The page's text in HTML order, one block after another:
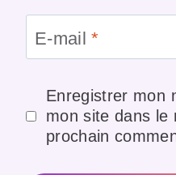
E-mail*
Enregistrer mon
mon site dans le
prochain